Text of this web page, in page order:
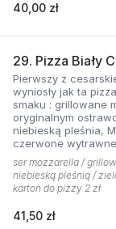
40,00 zł
29. Pizza Biały
Pierwszy z cesarskiej pary ,
wyniosły jak ta pizza, bardzo wyjątkowa
smaku : grillowane
oryginalnym
niebieską pleśnia,
czerwone
kolekcji pizzerii
ser mozzarella /
niebieską pleśnią /
karton do pizzy 2 zł
41,50 zł